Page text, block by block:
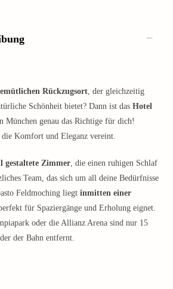
Rückzugsort, der gleichzeitig
Schönheit bietet? Dann ist das Hotel
München genau das Richtige für dich!
die Komfort und Eleganz vereint.
gestaltete Zimmer, die einen ruhigen Schlaf
Team, das sich um all deine Bedürfnisse
Feldmoching liegt inmitten einer
für Spaziergänge und Erholung eignet.
oder die Allianz Arena sind nur 15
der Bahn entfernt.